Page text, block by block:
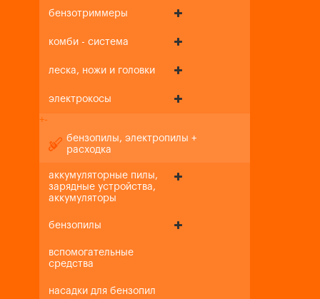
бензотриммеры
комби - система
леска, ножи и головки
электрокосы
+-
бензопилы, электропилы +
расходка
аккумуляторные пилы,
зарядные устройства,
аккумуляторы
бензопилы
вспомогательные
средства
насадки для бензопил